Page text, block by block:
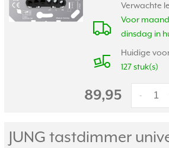
Verwachte
Voor
dinsdag in
Huidige
127 stuk(s)
89,95 -
JUNG tastdimmer